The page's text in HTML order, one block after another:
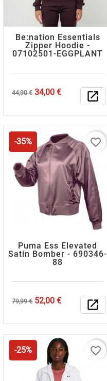
Be:nation Essentials
Zipper Hoodie -
07102501-EGGPLANT
Κανονική
44,90 € Τιμή
34,00 € open_in_new
-35%
Puma Ess Elevated
Satin Bomber - 690346-
88
Κανονική
79,99 € Τιμή
52,00 € open_in_new
favorite_border
-25% favorite_border